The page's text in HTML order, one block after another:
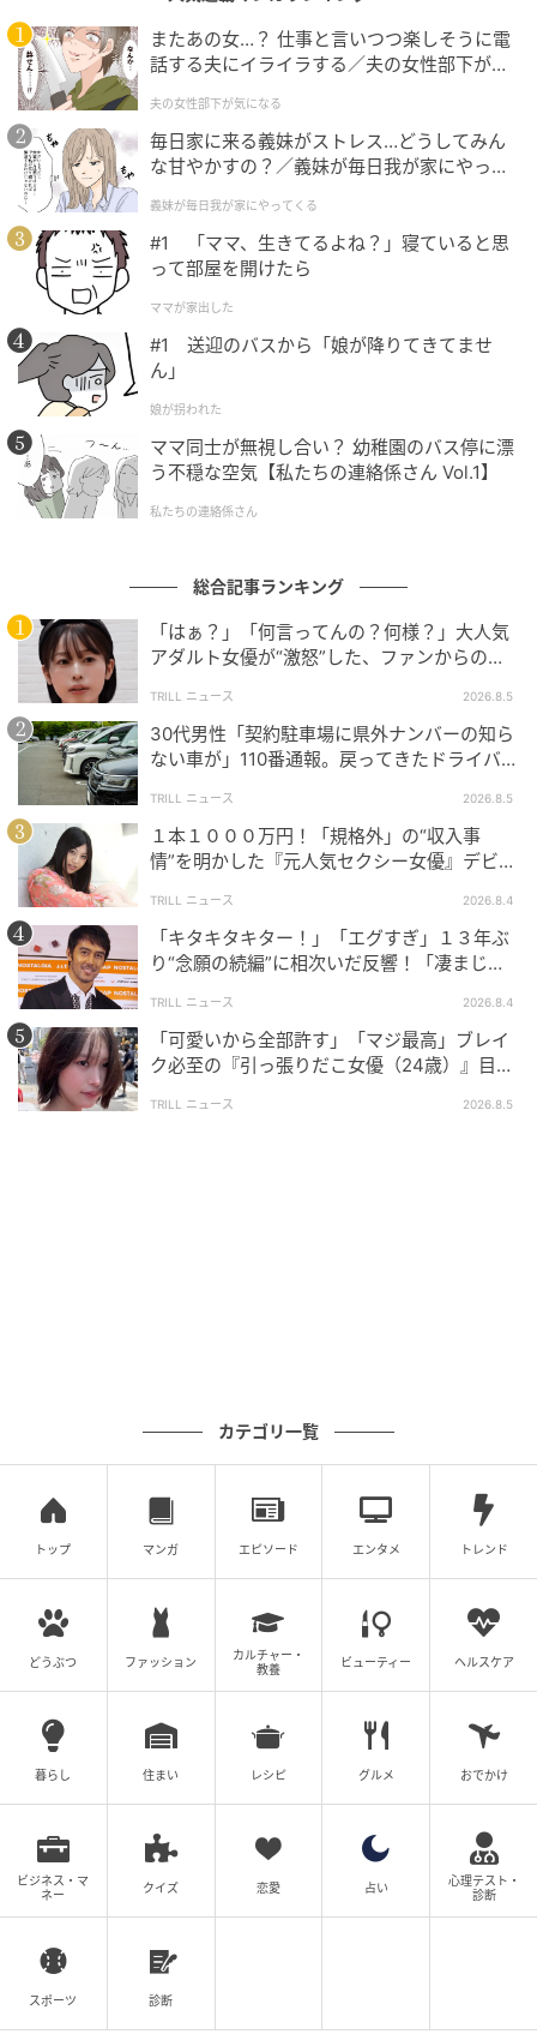
ブログ：ははこ（
クリエイター情報
40代・二児の母。2020年に悪性リンパ腫が発覚
中。日常こそ宝物。可愛いお菓子のパッケージを眺
めるのが好き。
の記事をもっとみる
またあの女…？ 仕事と言いつつ楽しそうに電
話する夫にイライラする／夫の女性部下が気
夫の女性部下が気になる
毎日家に来る義妹がストレス…どうしてみん
な甘やかすの？／義妹が毎日我が家にやって
が】
義妹が毎日我が家にやってくる
#1 「ママ、生きてるよね？」寝ていると思
って部屋を開けたら
ママが家出した
#1 送迎のバスから「娘が降りてきてませ
ん」
娘が拐われた
ママ同士が無視し合い？ 幼稚園のバス停に漂
う不穏な空気【私たちの連絡係さん Vol.1】
私たちの連絡係さん
総合記事ランキング
「はぁ？」「何言ってんの？何様？」大人気
アダルト女優が“激怒”した、ファンからの
TRILL ニュース 2026.8.5
30代男性「契約駐車場に県外ナンバーの知ら
ない車が」110番通報。戻ってきたドライバー
TRILL ニュース 2026.8.5
１本１０００万円！「規格外」の“収入事
情”を明かした『元人気セクシー女優』デビュ
TRILL ニュース 2026.8.4
「キタキタキター！」「エグすぎ」１３年ぶ
り“念願の続編”に相次いだ反響！「凄まじく
TRILL ニュース 2026.8.4
「可愛いから全部許す」「マジ最高」ブレイ
ク必至の『引っ張りだこ女優（24歳）』目が
TRILL ニュース 2026.8.5
カテゴリ一覧
トップ マンガ エピソード エンタメ トレンド
どうぶつ ファッション
カルチャー・
教養
ビューティー ヘルスケア
暮らし 住まい レシピ グルメ おでかけ
ビジネス・マ
ネー
クイズ 恋愛 占い
心理テスト・
診断
スポーツ 診断